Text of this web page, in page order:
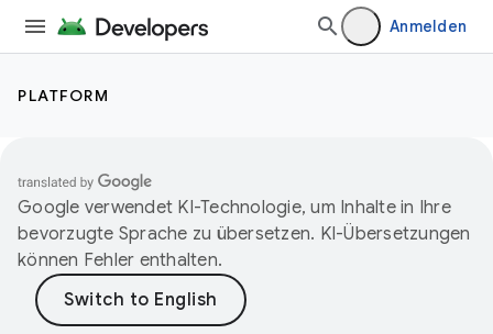
Anmelden
PLATFORM
Google verwendet KI-Technologie, um Inhalte in Ihre
bevorzugte Sprache zu übersetzen. KI-Übersetzungen
können Fehler enthalten.